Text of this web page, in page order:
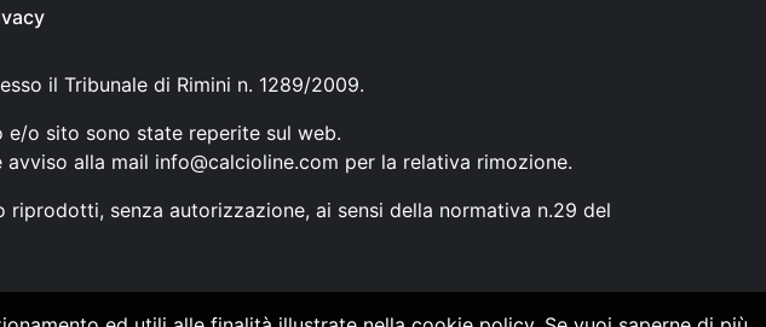
il Tribunale di Rimini n. 1289/2009.
o sito sono state reperite sul web.
alla mail info@calcioline.com per la relativa rimozione.
senza autorizzazione, ai sensi della normativa n.29 del